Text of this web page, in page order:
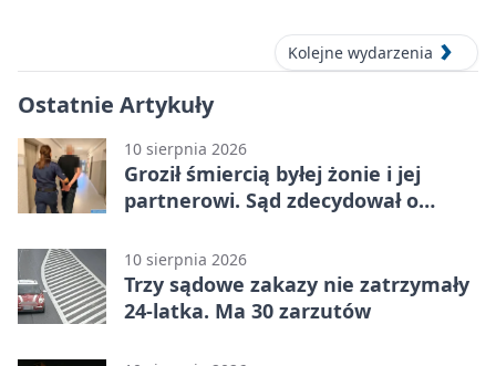
Kolejne wydarzenia
Ostatnie Artykuły
10 sierpnia 2026
Groził śmiercią byłej żonie i jej
partnerowi. Sąd zdecydował o
10 sierpnia 2026
Trzy sądowe zakazy nie zatrzymały
24-latka. Ma 30 zarzutów